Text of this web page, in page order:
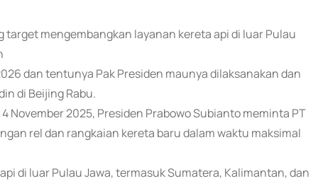
target mengembangkan layanan kereta api di luar Pulau
dan tentunya Pak Presiden maunya dilaksanakan dan
di Beijing Rabu.
November 2025, Presiden Prabowo Subianto meminta PT
rel dan rangkaian kereta baru dalam waktu maksimal
di luar Pulau Jawa, termasuk Sumatera, Kalimantan, dan